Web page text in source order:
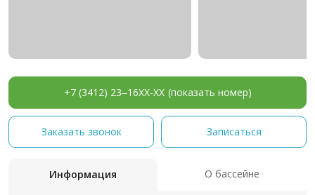
+7 (3412) 23‒16XX-XX (показать номер)
Заказать звонок Записаться
Информация О бассейне